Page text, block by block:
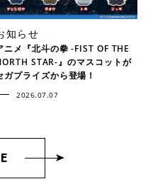
知らせ
ニメ『北斗の拳 -FIST OF THE
STAR-』のマスコットが
ガプライズから登場！
2026.07.07